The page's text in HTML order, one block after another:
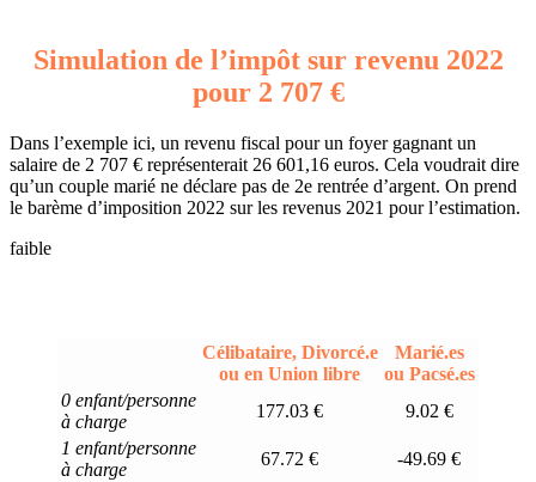
Simulation de l’impôt sur revenu 2022
pour 2 707 €
Dans l’exemple ici, un revenu fiscal pour un foyer gagnant un
salaire de 2 707 € représenterait 26 601,16 euros. Cela voudrait dire
qu’un couple marié ne déclare pas de 2e rentrée d’argent. On prend
le barème d’imposition 2022 sur les revenus 2021 pour l’estimation.
faible
Célibataire, Divorcé.e
ou en Union libre
Marié.es
ou Pacsé.es
0 enfant/personne
à charge
177.03 €
9.02 €
1 enfant/personne
à charge
67.72 €
-49.69 €